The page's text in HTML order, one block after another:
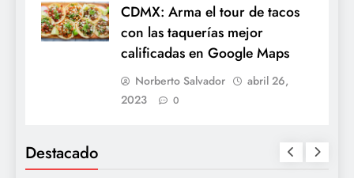
CDMX: Arma el tour de tacos
con las taquerías mejor
calificadas en Google Maps
Norberto Salvador
abril 26,
2023
0
Destacado